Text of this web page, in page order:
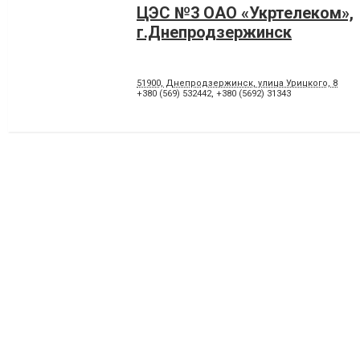
ЦЭС №3 ОАО «Укртелеком»,
г.Днепродзержинск
51900, Днепродзержинск, улица Урицкого, 8
+380 (569) 532442, +380 (5692) 31343